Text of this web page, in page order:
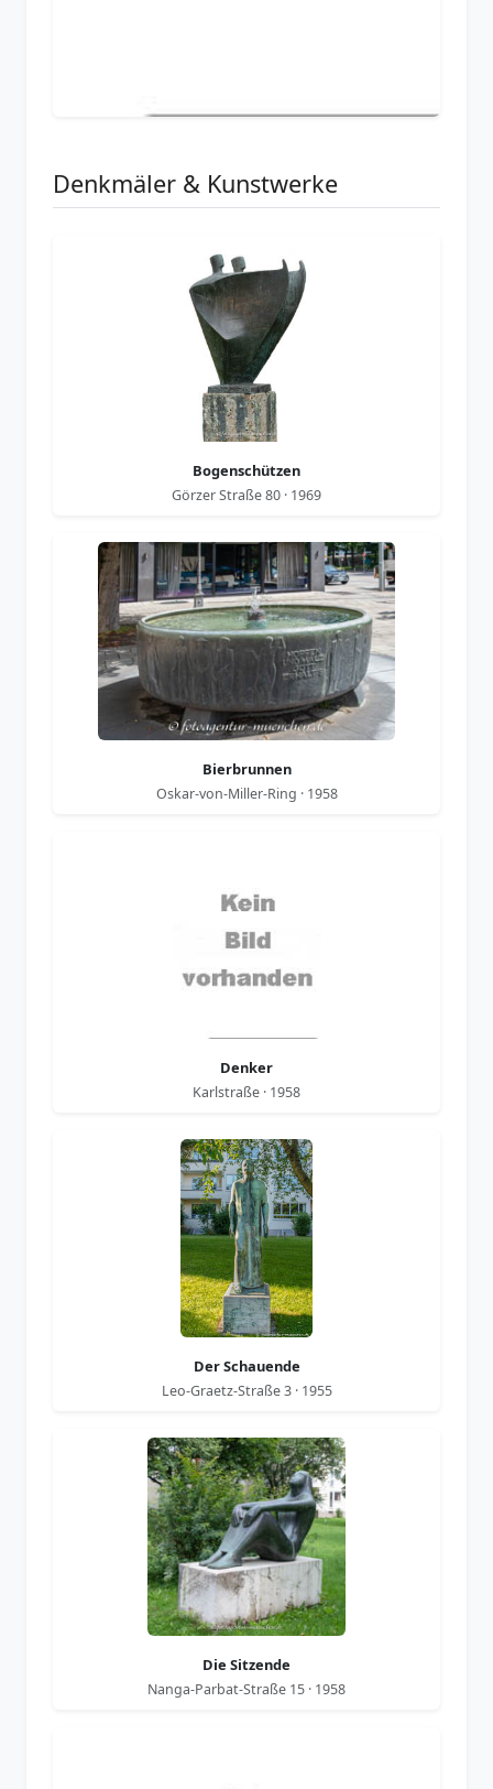
Denkmäler & Kunstwerke
Bogenschützen
Görzer Straße 80 · 1969
Bierbrunnen
Oskar-von-Miller-Ring · 1958
Denker
Karlstraße · 1958
Der Schauende
Leo-Graetz-Straße 3 · 1955
Die Sitzende
Nanga-Parbat-Straße 15 · 1958